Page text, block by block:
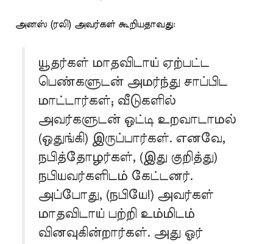
அனஸ் (ரலி) அவர்கள் கூறியதாவது:
யூதர்கள் மாதவிடாய் ஏற்பட்ட
பெண்களுடன் அமர்ந்து சாப்பிட
மாட்டார்கள்; வீடுகளில்
அவர்களுடன் ஒட்டி உறவாடாமல்
(ஒதுங்கி) இருப்பார்கள். எனவே,
நபித்தோழர்கள், (இது குறித்து)
நபியவர்களிடம் கேட்டனர்.
அப்போது, (நபியே!) அவர்கள்
மாதவிடாய் பற்றி உம்மிடம்
வினவுகின்றார்கள். அது ஓர்